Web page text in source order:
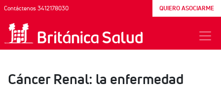
Contáctenos 3412178030 QUIERO ASOCIARME
Cáncer Renal: la enfermedad